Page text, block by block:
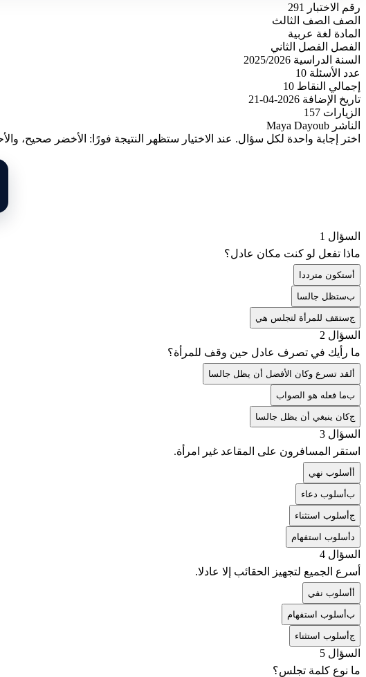
رقم الاختبار
291
الصف الصف الثالث
المادة لغة عربية
الفصل الفصل الثاني
السنة الدراسية 2025/2026
عدد الأسئلة 10
إجمالي النقاط 10
تاريخ الإضافة 2026-04-21
الزيارات 157
الناشر Maya Dayoub
اختر إجابة واحدة لكل سؤال. عند الاختيار ستظهر النتيجة فورًا: الأخضر صحيح،
السؤال 1
ماذا تفعل لو كنت مكان عادل؟
أستكون مترددا
بستظل جالسا
جستقف للمرأة لتجلس هي
السؤال 2
ما رأيك في تصرف عادل حين وقف للمرأة؟
ألقد تسرع وكان الأفضل أن يظل جالسا
بما فعله هو الصواب
جكان ينبغي أن يظل جالسا
السؤال 3
استقر المسافرون على المقاعد غير امرأة.
أأسلوب نهي
بأسلوب دعاء
ج أسلوب استثناء
د أسلوب استفهام
السؤال 4
أسرع الجميع لتجهيز الحقائب إلا عادلا.
أأسلوب نفي
بأسلوب استفهام
ج أسلوب استثناء
السؤال 5
ما نوع كلمة تجلس؟